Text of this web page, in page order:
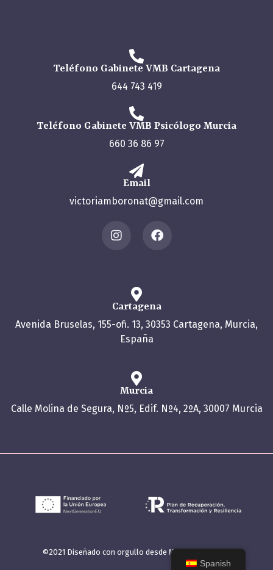
Teléfono Gabinete VMB Cartagena
644 743 419
Teléfono Gabinete VMB Psicólogo Murcia
660 36 86 97
Email
victoriamboronat@gmail.com
Cartagena
Avenida Bruselas, 155-ofi. 13, 30353 Cartagena, Murcia,
España
Murcia
Calle Molina de Segura, Nº5, Edif. Nº4, 2ºA, 30007 Murcia
©2021 Diseñado con orgullo desde Murcia por bootik
Spanish